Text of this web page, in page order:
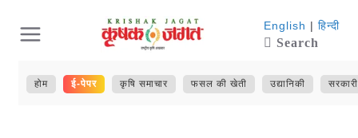
content
English | हिन्दी
Search
होम ई-पेपर कृषि समाचार फसल की खेती उद्यानिकी